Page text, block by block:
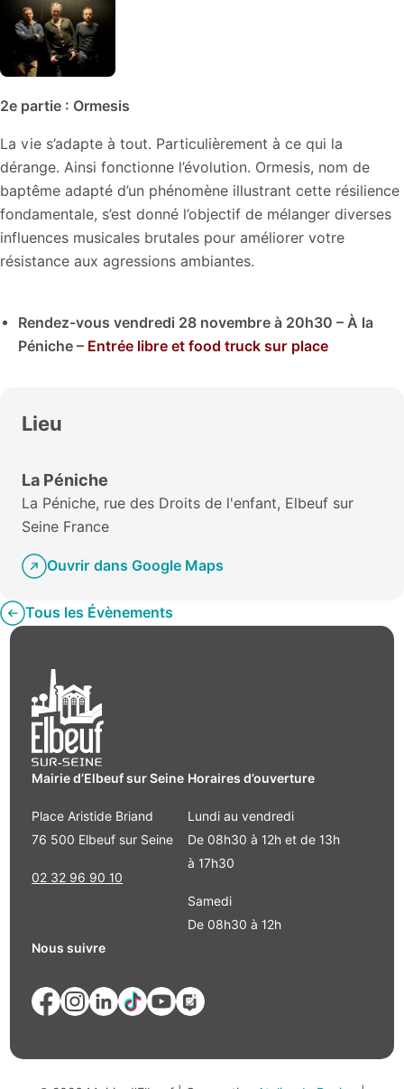
2e partie : Ormesis
La vie s’adapte à tout. Particulièrement à ce qui la
dérange. Ainsi fonctionne l’évolution. Ormesis, nom de
baptême adapté d’un phénomène illustrant cette résilience
fondamentale, s’est donné l’objectif de mélanger diverses
influences musicales brutales pour améliorer votre
résistance aux agressions ambiantes.
Rendez-vous vendredi 28 novembre à 20h30 – À la
Péniche – Entrée libre et food truck sur place
Lieu
La Péniche
La Péniche, rue des Droits de l'enfant, Elbeuf sur
Seine France
Ouvrir dans Google Maps
Tous les Évènements
Mairie d’Elbeuf sur Seine
Place Aristide Briand
76 500 Elbeuf sur Seine
02 32 96 90 10
Horaires d’ouverture
Lundi au vendredi
De 08h30 à 12h et de 13h
à 17h30
Samedi
De 08h30 à 12h
Nous suivre